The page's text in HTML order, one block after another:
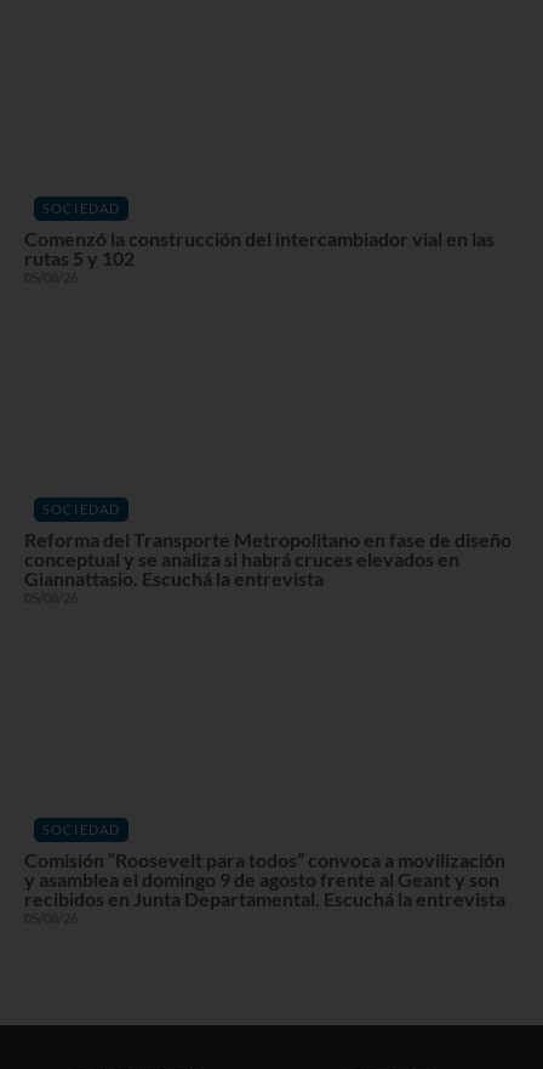
SOCIEDAD
Comenzó la construcción del intercambiador vial en las
rutas 5 y 102
05/08/26
SOCIEDAD
Reforma del Transporte Metropolitano en fase de diseño
conceptual y se analiza si habrá cruces elevados en
Giannattasio. Escuchá la entrevista
05/08/26
SOCIEDAD
Comisión “Roosevelt para todos” convoca a movilización
y asamblea el domingo 9 de agosto frente al Geant y son
recibidos en Junta Departamental. Escuchá la entrevista
05/08/26